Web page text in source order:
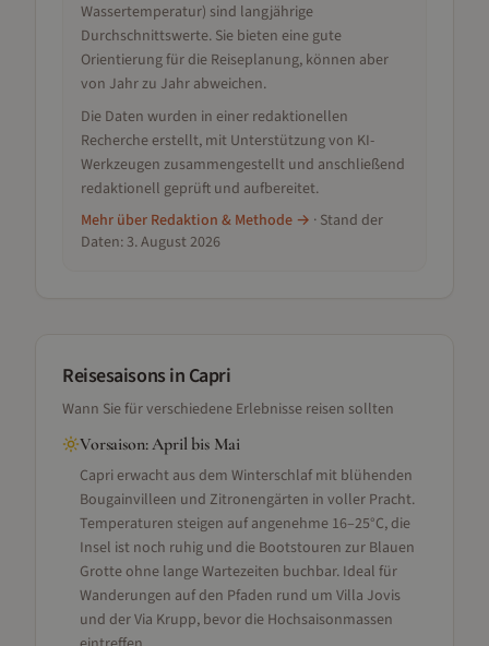
Wassertemperatur) sind langjährige
Durchschnittswerte. Sie bieten eine gute
Orientierung für die Reiseplanung, können aber
von Jahr zu Jahr abweichen.
Die Daten wurden in einer redaktionellen
Recherche erstellt, mit Unterstützung von KI-
Werkzeugen zusammengestellt und anschließend
redaktionell geprüft und aufbereitet.
Mehr über Redaktion & Methode → · Stand der
Daten: 3. August 2026
Reisesaisons in Capri
Wann Sie für verschiedene Erlebnisse reisen sollten
Vorsaison:April bis Mai
Capri erwacht aus dem Winterschlaf mit blühenden
Bougainvilleen und Zitronengärten in voller Pracht.
Temperaturen steigen auf angenehme 16–25°C, die
Insel ist noch ruhig und die Bootstouren zur Blauen
Grotte ohne lange Wartezeiten buchbar. Ideal für
Wanderungen auf den Pfaden rund um Villa Jovis
und der Via Krupp, bevor die Hochsaisonmassen